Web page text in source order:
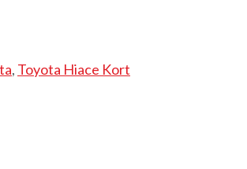
, Toyota Hiace Kort